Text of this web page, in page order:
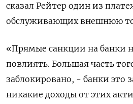
сказал Рейтер один из
обслуживающих внешнюю
«Прямые санкции на банки
⁠повлиять. Большая часть
заблокировано, - банки это
никакие доходы от этих